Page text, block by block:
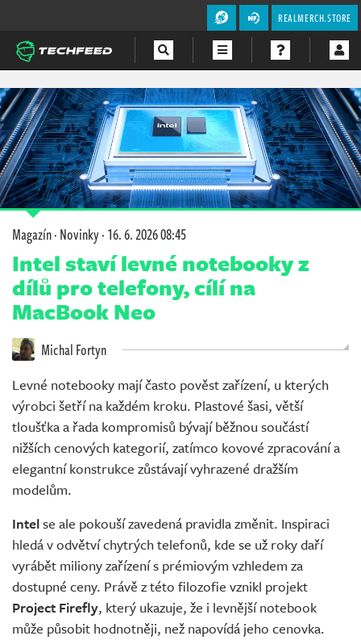
REALMERCH.STORE
Magazín
Videa
Soutěže
Magazín·Novinky·16. 6. 2026 08:45
Intel staví levné notebooky z
dílů pro telefony, cílí na
MacBook Neo
Michal Fortyn
Levné notebooky mají často pověst zařízení, u kterých
výrobci šetří na každém kroku. Plastové šasi, větší
tloušťka a řada kompromisů bývají běžnou součástí
nižších cenových kategorií, zatímco kovové zpracování a
elegantní konstrukce zůstávají vyhrazené dražším
modelům.
Intelse ale pokouší zavedená pravidla změnit. Inspiraci
hledá v odvětví chytrých telefonů, kde se už roky daří
vyrábět miliony zařízení s prémiovým vzhledem za
dostupné ceny. Právě z této filozofie vznikl projekt
Project Firefly, který ukazuje, že i levnější notebook
může působit hodnotněji, než napovídá jeho cenovka.